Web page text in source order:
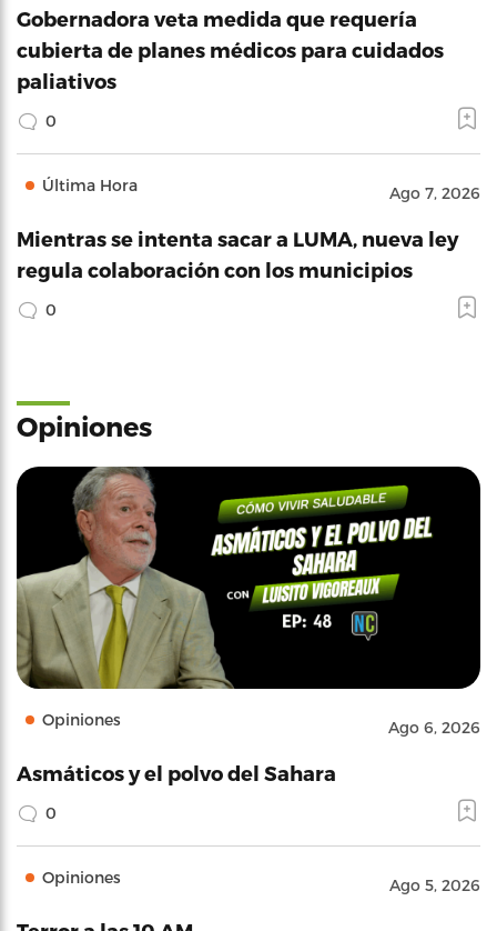
Gobernadora veta medida que requería
cubierta de planes médicos para cuidados
paliativos
0
Última Hora Ago 7, 2026
Mientras se intenta sacar a LUMA, nueva ley
regula colaboración con los municipios
0
Opiniones
Opiniones Ago 6, 2026
Asmáticos y el polvo del Sahara
0
Opiniones Ago 5, 2026